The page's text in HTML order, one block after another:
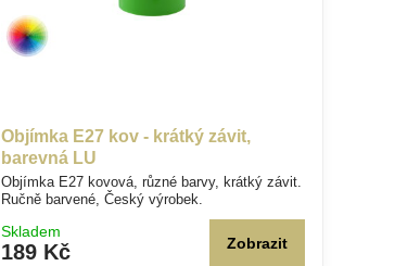
Objímka E27 kov - krátký závit,
barevná LU
Objímka E27 kovová, různé barvy, krátký závit.
Ručně barvené, Český výrobek.
Skladem
189 Kč Zobrazit